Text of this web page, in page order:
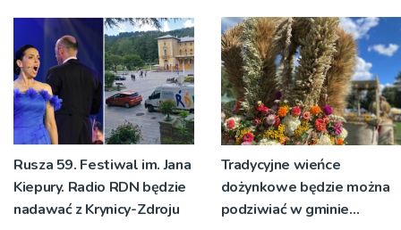
Rusza 59. Festiwal im. Jana
Kiepury. Radio RDN będzie
nadawać z Krynicy-Zdroju
Tradycyjne wieńce
dożynkowe będzie można
podziwiać w gminie